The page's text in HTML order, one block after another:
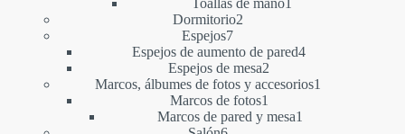
Toallas de mano1
Dormitorio22
Espejos77
productos
Espejos de aumento de pared44
Espejos de mesa2
productos
Marcos, álbumes de fotos y accesorios1
Marcos de fotos1
producto
Marcos de pared y mesa1